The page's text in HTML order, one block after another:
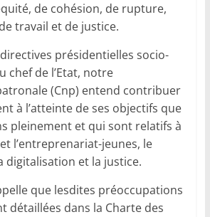
de cohésion, de rupture,
travail et de justice.
présidentielles socio-
chef de l’Etat, notre
(Cnp) entend contribuer
à l’atteinte de ses objectifs que
pleinement et qui sont relatifs à
l’entreprenariat-jeunes, le
digitalisation et la justice.
que lesdites préoccupations
détaillées dans la Charte des